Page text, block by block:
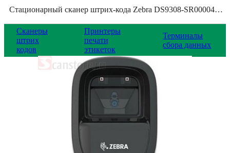
Стационарный сканер штрих-кода Zebra DS9308-SR00004ZZWW, DS9308-SR4U2100AZE
Сканеры
штрих
кодов
Принтеры
печати
этикеток
Терминалы
сбора данных